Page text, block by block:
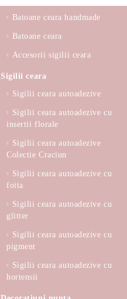
Batoane ceara handmade
Batoane ceara
Accesorii sigilii ceara
Sigilii ceara
Sigilii ceara autoadezive
Sigilii ceara autoadezive cu
insertii florale
Sigilii ceara autoadezive
Colectie Craciun
Sigilii ceara autoadezive cu
foita
Sigilii ceara autoadezive cu
glitter
Sigilii ceara autoadezive cu
pigment
Sigilii ceara autoadezive cu
hortensii